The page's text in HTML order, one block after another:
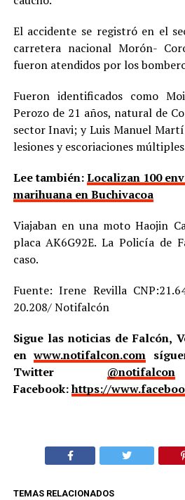
El accidente se registró en el
carretera nacional Morón-
fueron atendidos por los
Fueron identificados como
Perozo de 21 años, natural de
sector Inavi; y Luis Manuel
lesiones y escoriaciones
Lee también:Localizan 100
marihuana en Buchivacoa
Viajaban en una moto Haojin
placa AK6G92E. La Policía de
caso.
Fuente: Irene Revilla
20.208/ Notifalcón
Sigue las noticias de Falcón,
enwww.notifalcon.com
Twitter @notifalcon
Facebook:https://
TEMAS RELACIONADOS